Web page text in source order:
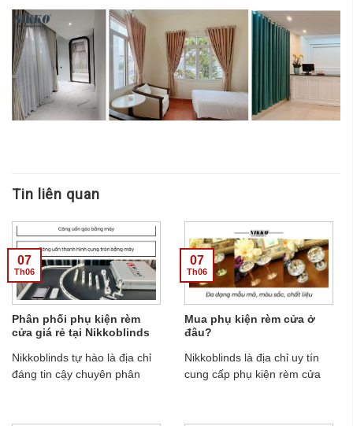
Tin liên quan
Phân phối phụ kiện rèm
cửa giá rẻ tại Nikkoblinds
Nikkoblinds tự hào là địa chỉ
đáng tin cậy chuyên phân
07
Th06
Mua phụ kiện rèm cửa ở
đâu?
Nikkoblinds là địa chỉ uy tín
cung cấp phụ kiện rèm cửa
07
Th06